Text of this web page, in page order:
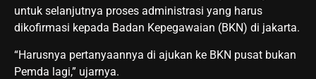
untuk selanjutnya proses administrasi yang harus
dikofirmasi kepada Badan Kepegawaian (BKN) di jakarta.
“Harusnya pertanyaannya di ajukan ke BKN pusat bukan
Pemda lagi,” ujarnya.